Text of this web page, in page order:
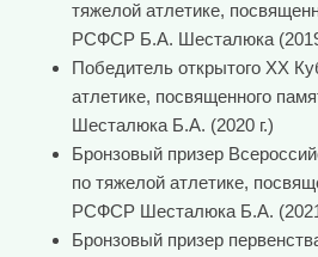
тяжелой атлетике,
РСФСР Б.А. Шесталюка (2019
Победитель открытого ХХ
атлетике, посвященного
Шесталюка Б.А. (2020 г.)
Бронзовый призер
по тяжелой атлетике,
РСФСР Шесталюка Б.А. (2021
Бронзовый призер